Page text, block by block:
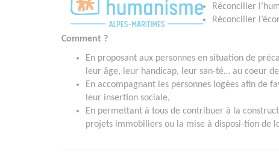
Réconcilier
Réconcilier
Comment ?
En proposant aux personnes en situation de
leur âge, leur handicap, leur san-té… au coeur
En accompagnant les personnes logées afin de
leur insertion sociale,
En permettant à tous de contribuer à la
projets immobiliers ou la mise à disposi-tion de